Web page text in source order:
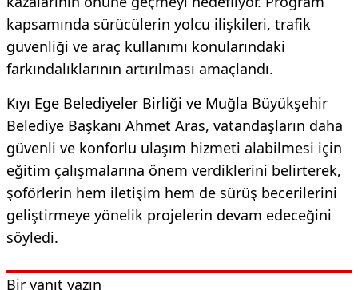
kapsamında sürücülerin yolcu ilişkileri, trafik
güvenliği ve araç kullanımı konularındaki
farkındalıklarının artırılması amaçlandı.
Kıyı Ege Belediyeler Birliği ve Muğla Büyükşehir
Belediye Başkanı Ahmet Aras, vatandaşların daha
güvenli ve konforlu ulaşım hizmeti alabilmesi için
eğitim çalışmalarına önem verdiklerini belirterek,
şoförlerin hem iletişim hem de sürüş becerilerini
geliştirmeye yönelik projelerin devam edeceğini
söyledi.
Bir yanıt yazın